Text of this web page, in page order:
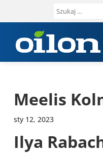
Szukaj:
Meelis
sty 12, 2023
Ilya